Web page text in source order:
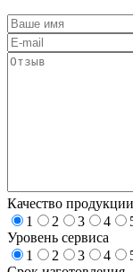
Качество продукции
1
2 3 4
Уровень сервиса
1
2 3 4